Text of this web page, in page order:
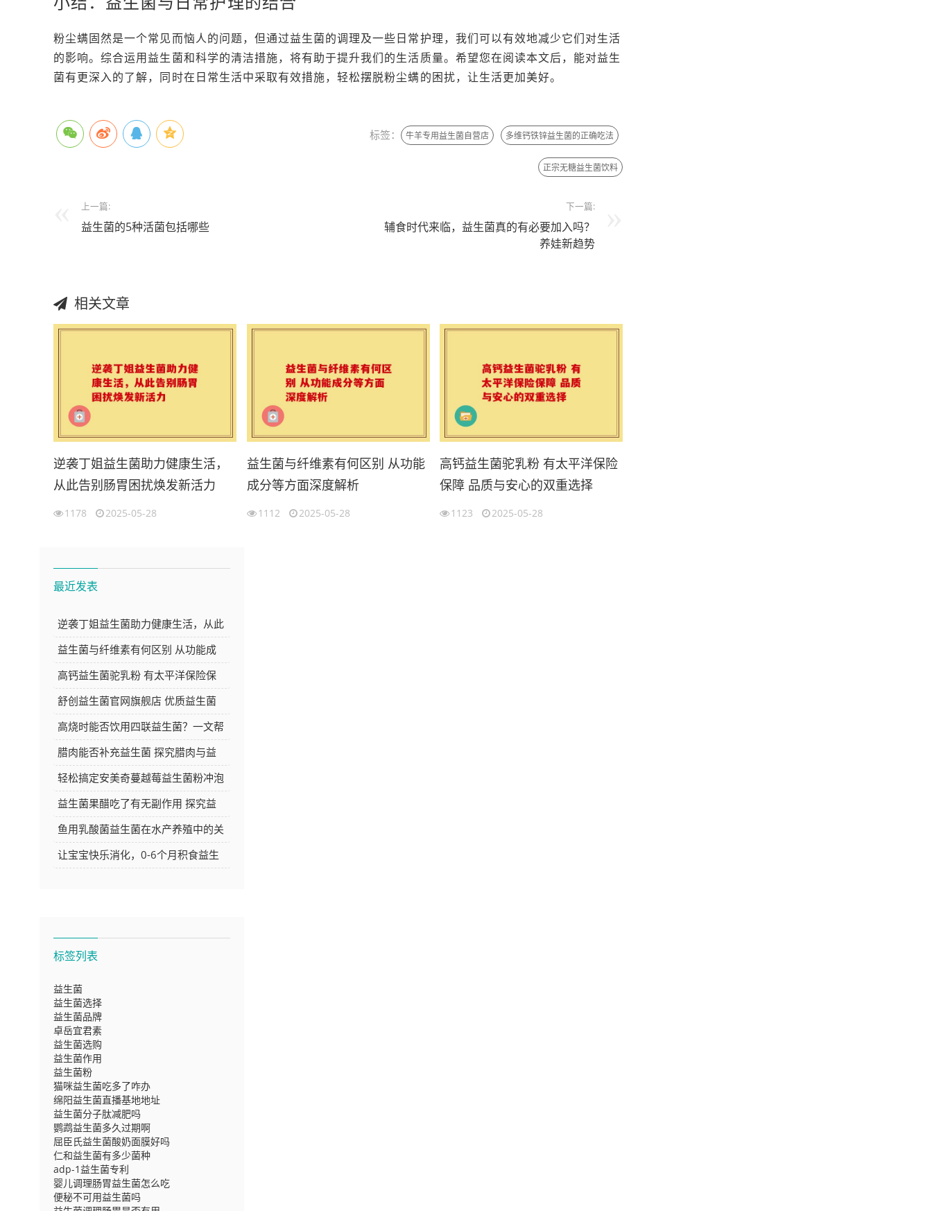
粉尘螨固然是一个常见而恼人的问题，但通过益生菌的调理及一些日常护理，我们可以有效地减少它们对生活
的影响。综合运用益生菌和科学的清洁措施，将有助于提升我们的生活质量。希望您在阅读本文后，能对益生
菌有更深入的了解，同时在日常生活中采取有效措施，轻松摆脱粉尘螨的困扰，让生活更加美好。
标签： 牛羊专用益生菌自营店 多维钙铁锌益生菌的正确吃法
正宗无糖益生菌饮料
上一篇:
益生菌的5种活菌包括哪些
下一篇:
辅食时代来临，益生菌真的有必要加入吗？
养娃新趋势
相关文章
逆袭丁姐益生菌助力健康生活，
从此告别肠胃困扰焕发新活力
1178 2025-05-28
益生菌与纤维素有何区别 从功能
成分等方面深度解析
1112 2025-05-28
高钙益生菌驼乳粉 有太平洋保险
保障 品质与安心的双重选择
1123 2025-05-28
最近发表
逆袭丁姐益生菌助力健康生活，从此
告别肠胃困扰焕发新活力
益生菌与纤维素有何区别 从功能成
分等方面深度解析
高钙益生菌驼乳粉 有太平洋保险保
障 品质与安心的双重选择
舒创益生菌官网旗舰店 优质益生菌
产品的选购好去处
高烧时能否饮用四联益生菌？一文帮
你解答
腊肉能否补充益生菌 探究腊肉与益
生菌的关系
轻松搞定安美奇蔓越莓益生菌粉冲泡
方法，让你的每日养生更简单
益生菌果醋吃了有无副作用 探究益
生菌果醋的安全性
鱼用乳酸菌益生菌在水产养殖中的关
键作用与应用探讨
让宝宝快乐消化，0-6个月积食益生
标签列表
益生菌
益生菌选择
益生菌品牌
卓岳宜君素
益生菌选购
益生菌作用
益生菌粉
猫咪益生菌吃多了咋办
绵阳益生菌直播基地地址
益生菌分子肽减肥吗
鹦鹉益生菌多久过期啊
屈臣氏益生菌酸奶面膜好吗
仁和益生菌有多少菌种
adp-1益生菌专利
婴儿调理肠胃益生菌怎么吃
便秘不可用益生菌吗